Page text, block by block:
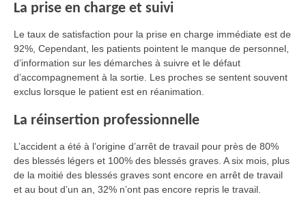
La prise en charge et suivi
Le taux de satisfaction pour la prise en charge immédiate est de
92%, Cependant, les patients pointent le manque de personnel,
d’information sur les démarches à suivre et le défaut
d’accompagnement à la sortie. Les proches se sentent souvent
exclus lorsque le patient est en réanimation.
La réinsertion professionnelle
L’accident a été à l’origine d’arrêt de travail pour près de 80%
des blessés légers et 100% des blessés graves. A six mois, plus
de la moitié des blessés graves sont encore en arrêt de travail
et au bout d’un an, 32% n’ont pas encore repris le travail.